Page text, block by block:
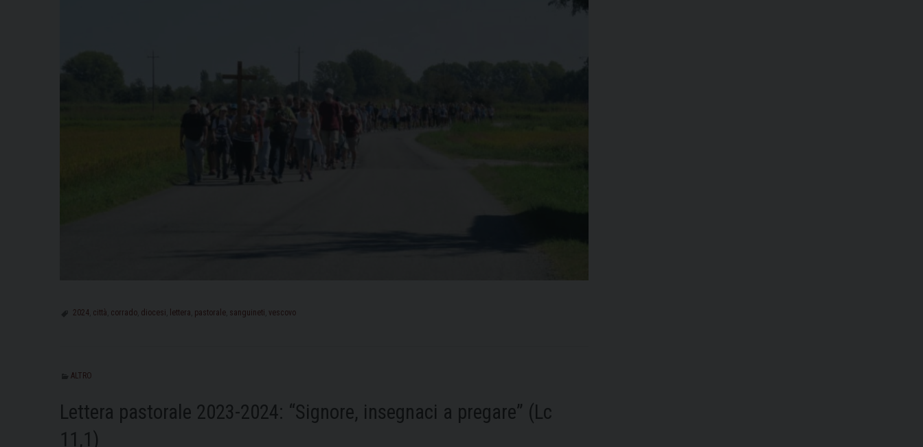
2024 città corrado diocesi lettera pastorale sanguineti vescovo
ALTRO
Lettera pastorale 2023-2024: “Signore, insegnaci a pregare” (Lc
11,1)